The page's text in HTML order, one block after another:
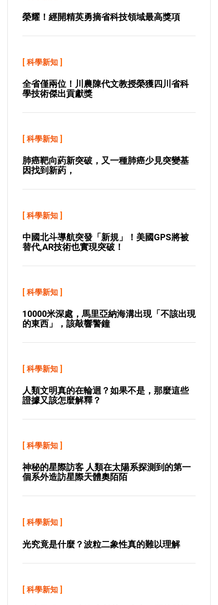
榮耀！經開精英勇摘省科技領域最高獎項
[ 科學新知 ]
全省僅兩位！川農陳代文教授榮獲四川省科
學技術傑出貢獻獎
[ 科學新知 ]
肺癌靶向葯新突破，又一種肺癌少見突變基
因找到新葯，
[ 科學新知 ]
中國北斗導航突發「新規」！美國GPS將被
替代,AR技術也實現突破！
[ 科學新知 ]
10000米深處，馬里亞納海溝出現「不該出現
的東西」，該敲響警鐘
[ 科學新知 ]
人類文明真的在輪迴？如果不是，那麼這些
證據又該怎麼解釋？
[ 科學新知 ]
神秘的星際訪客 人類在太陽系探測到的第一
個系外造訪星際天體奧陌陌
[ 科學新知 ]
光究竟是什麼？波粒二象性真的難以理解
[ 科學新知 ]